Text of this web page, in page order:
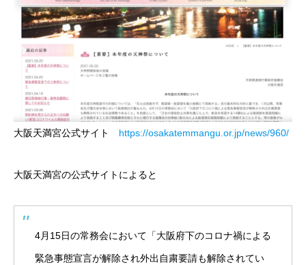
大阪天満宮公式サイト https://osakatemmangu.or.jp/news/960/
大阪天満宮の公式サイトによると
4月15日の常務会において「大阪府下のコロナ禍による
緊急事態宣言が解除され外出自粛要請も解除されてい